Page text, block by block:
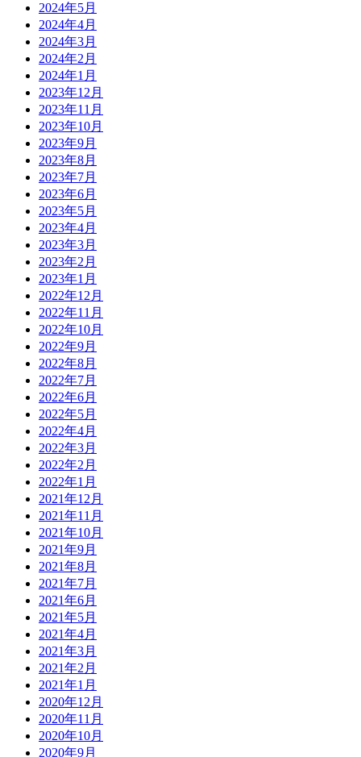
2024年5月
2024年4月
2024年3月
2024年2月
2024年1月
2023年12月
2023年11月
2023年10月
2023年9月
2023年8月
2023年7月
2023年6月
2023年5月
2023年4月
2023年3月
2023年2月
2023年1月
2022年12月
2022年11月
2022年10月
2022年9月
2022年8月
2022年7月
2022年6月
2022年5月
2022年4月
2022年3月
2022年2月
2022年1月
2021年12月
2021年11月
2021年10月
2021年9月
2021年8月
2021年7月
2021年6月
2021年5月
2021年4月
2021年3月
2021年2月
2021年1月
2020年12月
2020年11月
2020年10月
2020年9月